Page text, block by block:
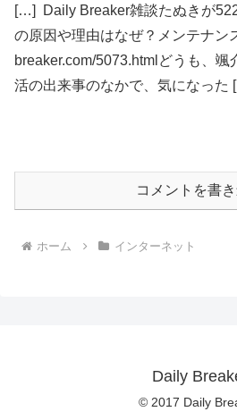
[…] Daily Breaker雑談たぬきが
の原因や理由はなぜ？メンテナン
breaker.com/5073.htmlどうも、颯
活の出来事のなかで、気になった
コメントを書
ホーム インターネット
Daily
© 2017 Daily